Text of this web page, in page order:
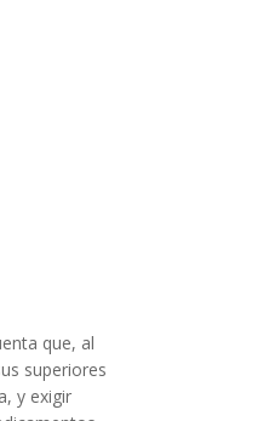
que, al
superiores
y exigir